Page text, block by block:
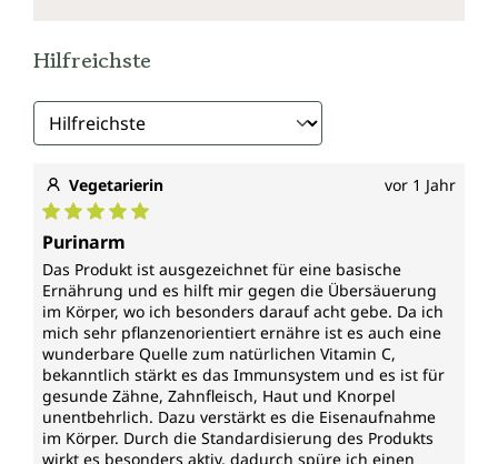
Hilfreichste
Vegetarierin vor 1 Jahr
Durchschnittliche Bewertung von 5 von 5 Sternen
Purinarm
Das Produkt ist ausgezeichnet für eine basische
Ernährung und es hilft mir gegen die Übersäuerung
im Körper, wo ich besonders darauf acht gebe. Da ich
mich sehr pflanzenorientiert ernähre ist es auch eine
wunderbare Quelle zum natürlichen Vitamin C,
bekanntlich stärkt es das Immunsystem und es ist für
gesunde Zähne, Zahnfleisch, Haut und Knorpel
unentbehrlich. Dazu verstärkt es die Eisenaufnahme
im Körper. Durch die Standardisierung des Produkts
wirkt es besonders aktiv, dadurch spüre ich einen